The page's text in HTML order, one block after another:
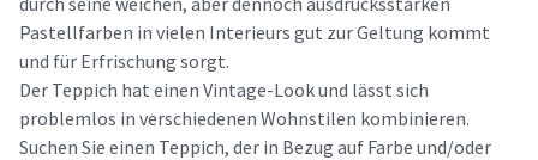
Pastellfarben in vielen Interieurs gut zur Geltung kommt
und für Erfrischung sorgt.
Der Teppich hat einen Vintage-Look und lässt sich
problemlos in verschiedenen Wohnstilen kombinieren.
Suchen Sie einen Teppich, der in Bezug auf Farbe und/oder